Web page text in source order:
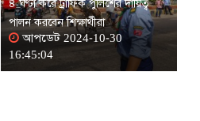
৪ ঘণ্টা করে ট্রাফিক পুলিশের দায়িত্ব
পালন করবেন শিক্ষার্থীরা
আপডেট 2024-10-30
16:45:04